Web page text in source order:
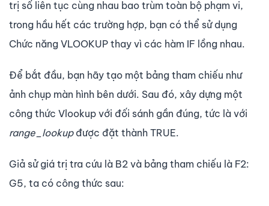
trị số liên tục cùng nhau bao trùm toàn bộ phạm vi,
trong hầu hết các trường hợp, bạn có thể sử dụng
Chức năng VLOOKUP thay vì các hàm IF lồng nhau.
Để bắt đầu, bạn hãy tạo một bảng tham chiếu như
ảnh chụp màn hình bên dưới. Sau đó, xây dựng một
công thức Vlookup với đối sánh gần đúng, tức là với
range_lookupđược đặt thành TRUE.
Giả sử giá trị tra cứu là B2 và bảng tham chiếu là F2:
G5, ta có công thức sau: